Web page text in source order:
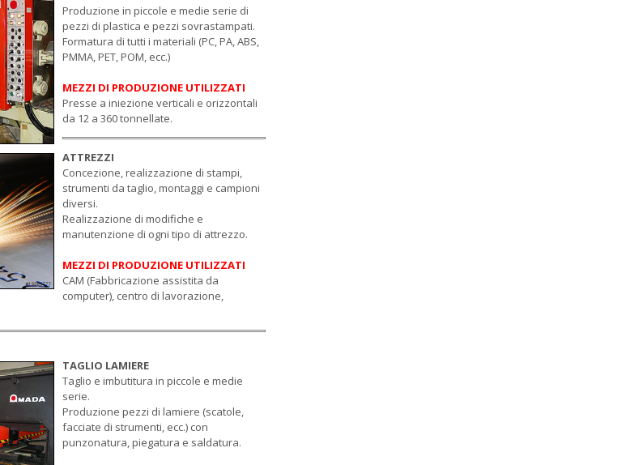
Produzione in piccole e medie serie di
pezzi di plastica e pezzi sovrastampati.
Formatura di tutti i materiali (PC, PA, ABS,
PMMA, PET, POM, ecc.)
MEZZI DI PRODUZIONE UTILIZZATI
Presse a iniezione verticali e orizzontali
da 12 a 360 tonnellate.
ATTREZZI
Concezione, realizzazione di stampi,
strumenti da taglio, montaggi e campioni
diversi.
Realizzazione di modifiche e
manutenzione di ogni tipo di attrezzo.
MEZZI DI PRODUZIONE UTILIZZATI
CAM (Fabbricazione assistita da
computer), centro di lavorazione,
TAGLIO LAMIERE
Taglio e imbutitura in piccole e medie
serie.
Produzione pezzi di lamiere (scatole,
facciate di strumenti, ecc.) con
punzonatura, piegatura e saldatura.